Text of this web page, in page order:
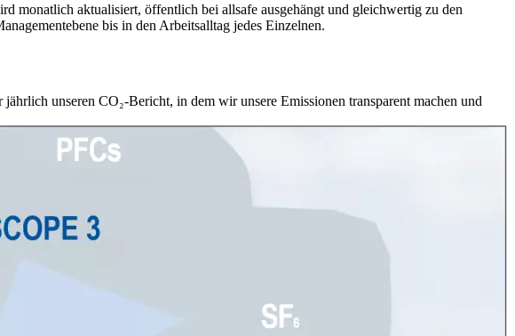
monatlich aktualisiert, öffentlich bei allsafe ausgehängt und gleichwertig zu den
bis in den Arbeitsalltag jedes Einzelnen.
unseren CO₂-Bericht, in dem wir unsere Emissionen transparent machen und